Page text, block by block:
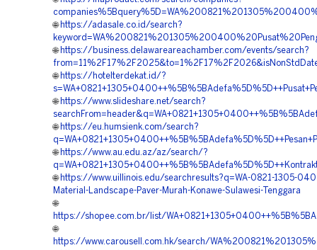
🌐 https://adasale.co.id/search?
🌐 https://business.delawareareachamber.com/events/search?
🌐 https://hotelterdekat.id/?
🌐 https://www.slideshare.net/search?
🌐 https://eu.humsienk.com/search?
🌐 https://www.au.edu.az/az/search/?
🌐 https://www.uillinois.edu/searchresults?q=WA-0821-1305-
Material-Landscape-Paver-Murah-Konawe-Sulawesi-Tenggara
🌐
https://shopee.com.br/list/
🌐
https://www.carousell.com.hk/search/